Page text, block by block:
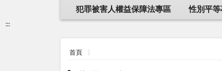
犯罪被害人權益保障法專區 性別平等
:::
首頁